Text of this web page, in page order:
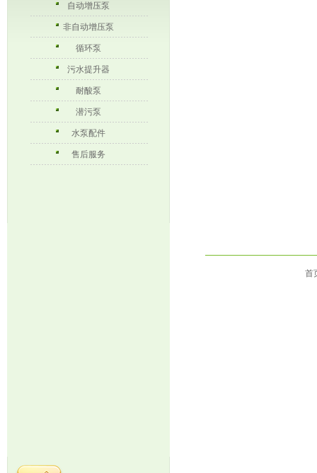
自动增压泵
非自动增压泵
循环泵
污水提升器
耐酸泵
潜污泵
水泵配件
售后服务
首